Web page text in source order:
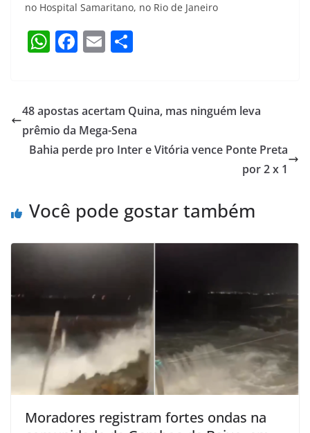
no Hospital Samaritano, no Rio de Janeiro
W
s
A
p
F
e
b
o
E
l e
48 apostas acertam Quina, mas ninguém leva
prêmio da Mega-Sena
Bahia perde pro Inter e Vitória vence Ponte Preta
por 2 x 1
Você pode gostar também
Moradores registram fortes ondas na